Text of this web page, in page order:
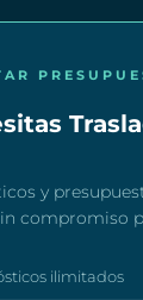
y
compromiso
ilimitados